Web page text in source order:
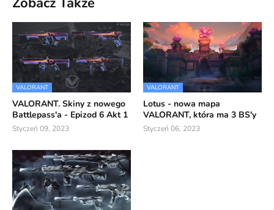
VALORANT
VALORANT. Skiny z nowego
Battlepass'a - Epizod 6 Akt 1
Styczeń 09, 2023
VALORANT
Lotus - nowa mapa
VALORANT, która ma 3 BS'y
Styczeń 06, 2023